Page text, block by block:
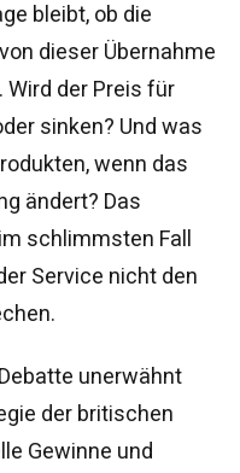
bleibt, ob die
dieser Übernahme
der Preis für
sinken? Und was
wenn das
ändert? Das
schlimmsten Fall
Service nicht den
unerwähnt
der britischen
Gewinne und